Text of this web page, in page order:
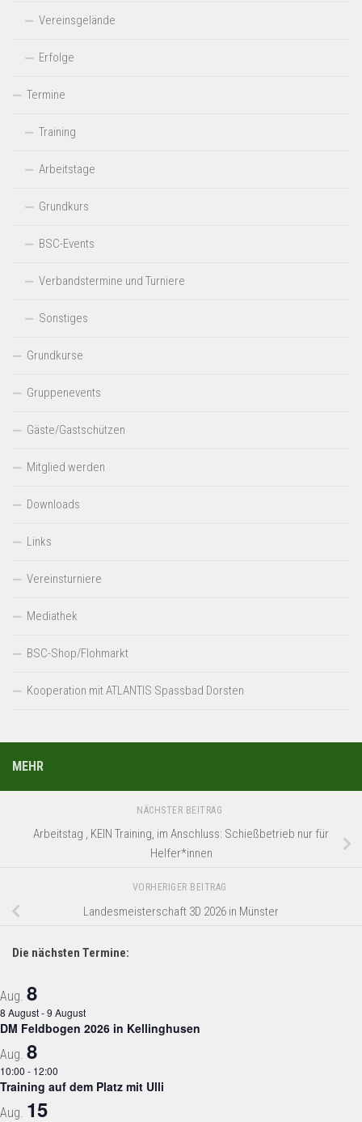
Vereinsgelände
Erfolge
Termine
Training
Arbeitstage
Grundkurs
BSC-Events
Verbandstermine und Turniere
Sonstiges
Grundkurse
Gruppenevents
Gäste/Gastschützen
Mitglied werden
Downloads
Links
Vereinsturniere
Mediathek
BSC-Shop/Flohmarkt
Kooperation mit ATLANTIS Spassbad Dorsten
MEHR
NÄCHSTER BEITRAG
Arbeitstag , KEIN Training, im Anschluss: Schießbetrieb nur für
Helfer*innen
VORHERIGER BEITRAG
Landesmeisterschaft 3D 2026 in Münster
Die nächsten Termine:
Aug. 8
8 August-9 August
DM Feldbogen 2026 in Kellinghusen
Aug. 8
10:00 - 12:00
Training auf dem Platz mit Ulli
Aug. 15